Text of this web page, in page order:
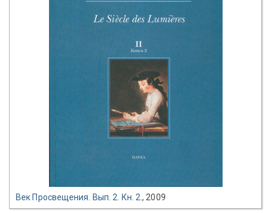
Век Просвещения. Вып. 2. Кн. 2., 2009